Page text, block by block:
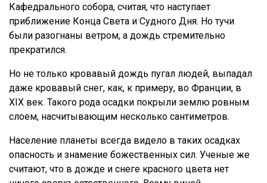
Кафедрального собора, считая, что наступает
приближение Конца Света и Судного Дня. Но тучи
были разогнаны ветром, а дождь стремительно
прекратился.
Но не только кровавый дождь пугал людей, выпадал
даже кровавый снег, как, к примеру, во Франции, в
XIX век. Такого рода осадки покрыли землю ровным
слоем, насчитывающим несколько сантиметров.
Население планеты всегда видело в таких осадках
опасность и знамение божественных сил. Ученые же
считают, что в дожде и снеге красного цвета нет